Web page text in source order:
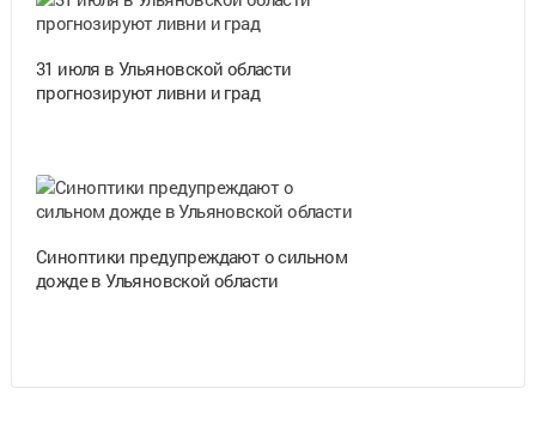
31 июля в Ульяновской области
прогнозируют ливни и град
Синоптики предупреждают о сильном
дожде в Ульяновской области